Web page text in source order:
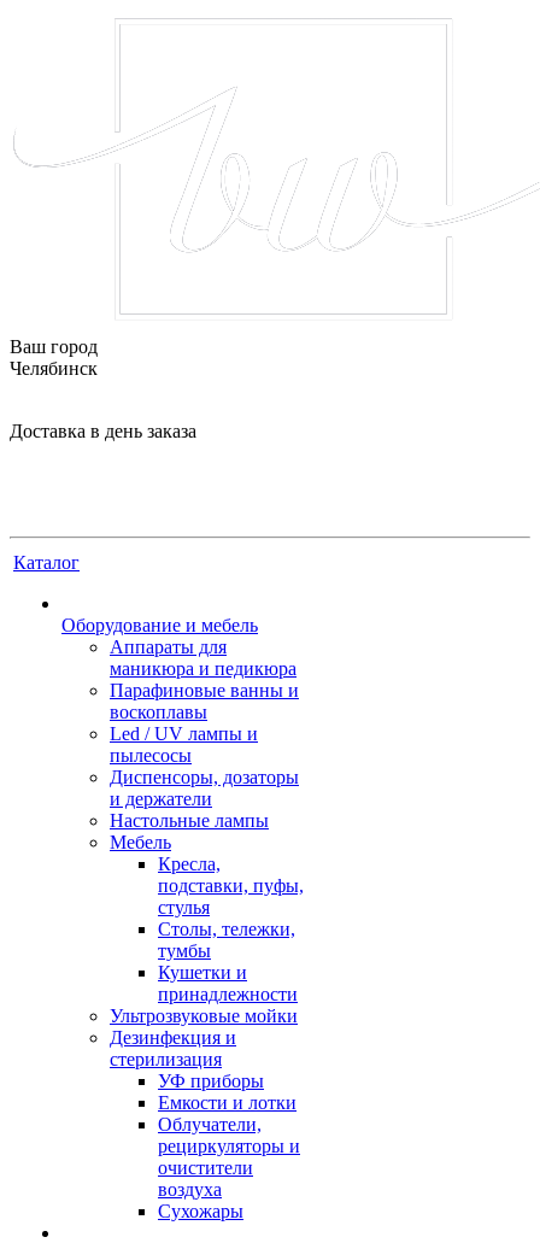
Ваш город
Челябинск
Доставка в день заказа
Каталог
Оборудование и мебель
Аппараты для
маникюра и педикюра
Парафиновые ванны и
воскоплавы
Led / UV лампы и
пылесосы
Диспенсоры, дозаторы
и держатели
Настольные лампы
Мебель
Кресла,
подставки, пуфы,
стулья
Столы, тележки,
тумбы
Кушетки и
принадлежности
Ультрозвуковые мойки
Дезинфекция и
стерилизация
УФ приборы
Емкости и лотки
Облучатели,
рециркуляторы и
очистители
воздуха
Сухожары